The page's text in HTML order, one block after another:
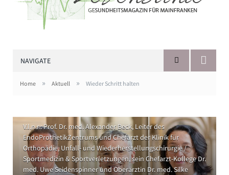
NAVIGATE
Home » Aktuell » Wieder Schritt halten
V.l.n.r.: Prof. Dr. med. Alexander Beck, Leiter des
EndoProthetikZentrums und Chefarzt der Klinik für
Orthopädie, Unfall- und Wiederherstellungschirurgie /
Sportmedizin & Sportverletzungen, sein Chefarzt-Kollege Dr.
med. Uwe Seidenspinner und Oberärztin Dr. med. Silke